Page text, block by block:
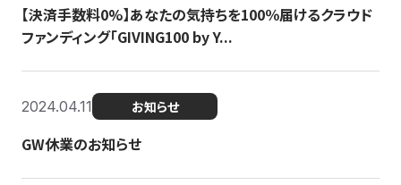
【決済手数料0%】あなたの気持ちを100％届けるクラウド
ファンディング「GIVING100 by Y...
2024.04.11 お知らせ
GW休業のお知らせ